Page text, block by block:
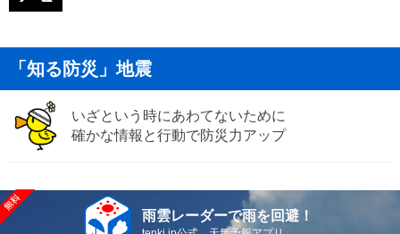
「知る防災」地震
いざという時にあわてないために
確かな情報と行動で防災力アップ
雨雲レーダーで雨を回避！